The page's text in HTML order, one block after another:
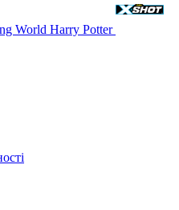
World Harry Potter